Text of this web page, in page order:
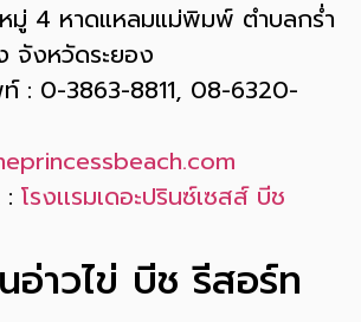
มู่ 4 หาดแหลมแม่พิมพ์ ตำบลกร่ำ
จังหวัดระยอง
ท์ : 0-3863-8811, 08-6320-
โรงเเรมเดอะปรินซ์เซสส์ บีช
อ่าวไข่ บีช รีสอร์ท